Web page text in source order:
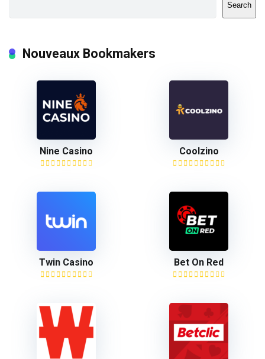
Search
Nouveaux Bookmakers
Nine Casino Coolzino
Twin Casino Bet On Red